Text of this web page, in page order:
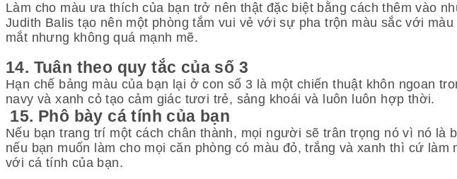
Làm cho màu ưa thích của bạn trở nên thật đặc biệt bằng cách thêm vào
Judith Balis tạo nên một phòng tắm vui vẻ với sự pha trộn màu sắc với
mắt nhưng không quá mạnh mẽ.
14. Tuân theo quy tắc của số 3
Hạn chế bảng màu của bạn lại ở con số 3 là một chiến thuật khôn ngoan
navy và xanh cỏ tạo cảm giác tươi trẻ, sảng khoái và luôn luôn hợp thời.
15. Phô bày cá tính của bạn
Nếu bạn trang trí một cách chân thành, mọi người sẽ trân trọng nó vì nó
nếu bạn muốn làm cho mọi căn phòng có màu đỏ, trắng và xanh thì cứ
với cá tính của bạn.